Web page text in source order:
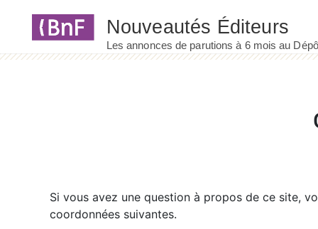
Si vous avez une question à propos de ce site,
coordonnées suivantes.